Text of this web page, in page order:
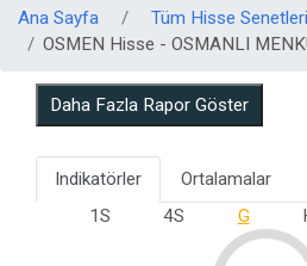
Ana Sayfa
Tüm Hisse Senetleri
OSMEN Hisse - OSMANLI
Daha Fazla Rapor Göster
Indikatörler
Ortalamalar
1S
4S G